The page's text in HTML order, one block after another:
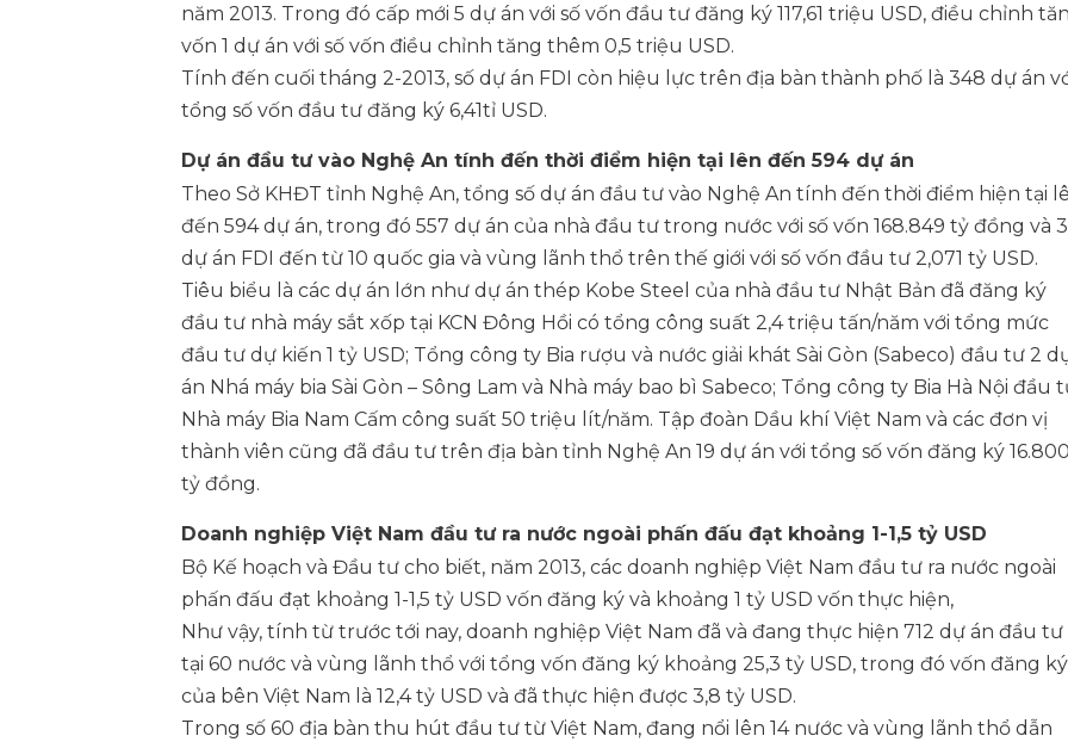
năm 2013. Trong đó cấp mới 5 dự án với số vốn đầu tư đăng ký 117,61 triệu USD, điều chỉnh
vốn 1 dự án với số vốn điều chỉnh tăng thêm 0,5 triệu USD.
Tính đến cuối tháng 2-2013, số dự án FDI còn hiệu lực trên địa bàn thành phố là 348 dự án
tổng số vốn đầu tư đăng ký 6,41tỉ USD.
Dự án đầu tư vào Nghệ An tính đến thời điểm hiện tại lên đến 594 dự án
Theo Sở KHĐT tỉnh Nghệ An, tổng số dự án đầu tư vào Nghệ An tính đến thời điểm hiện tại
đến 594 dự án, trong đó 557 dự án của nhà đầu tư trong nước với số vốn 168.849 tỷ đồng và
dự án FDI đến từ 10 quốc gia và vùng lãnh thổ trên thế giới với số vốn đầu tư 2,071 tỷ USD.
Tiêu biểu là các dự án lớn như dự án thép Kobe Steel của nhà đầu tư Nhật Bản đã đăng ký
đầu tư nhà máy sắt xốp tại KCN Đông Hồi có tổng công suất 2,4 triệu tấn/năm với tổng mức
đầu tư dự kiến 1 tỷ USD; Tổng công ty Bia rượu và nước giải khát Sài Gòn (Sabeco) đầu tư 2
án Nhá máy bia Sài Gòn – Sông Lam và Nhà máy bao bì Sabeco; Tổng công ty Bia Hà Nội đầu
Nhà máy Bia Nam Cấm công suất 50 triệu lít/năm. Tập đoàn Dầu khí Việt Nam và các đơn vị
thành viên cũng đã đầu tư trên địa bàn tỉnh Nghệ An 19 dự án với tổng số vốn đăng ký 16.800
tỷ đồng.
Doanh nghiệp Việt Nam đầu tư ra nước ngoài phấn đấu đạt khoảng 1-1,5 tỷ USD
Bộ Kế hoạch và Đầu tư cho biết, năm 2013, các doanh nghiệp Việt Nam đầu tư ra nước ngoài
phấn đấu đạt khoảng 1-1,5 tỷ USD vốn đăng ký và khoảng 1 tỷ USD vốn thực hiện,
Như vậy, tính từ trước tới nay, doanh nghiệp Việt Nam đã và đang thực hiện 712 dự án đầu tư
tại 60 nước và vùng lãnh thổ với tổng vốn đăng ký khoảng 25,3 tỷ USD, trong đó vốn đăng ký
của bên Việt Nam là 12,4 tỷ USD và đã thực hiện được 3,8 tỷ USD.
Trong số 60 địa bàn thu hút đầu tư từ Việt Nam, đang nổi lên 14 nước và vùng lãnh thổ dẫn